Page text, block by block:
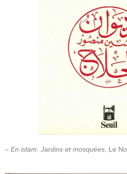
– En islam. Jardins et mosquées, Le